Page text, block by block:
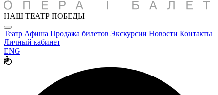
НАШ ТЕАТР ПОБЕДЫ
Театр Афиша Продажа билетов Экскурсии Новости Контакты
Личный кабинет
ENG